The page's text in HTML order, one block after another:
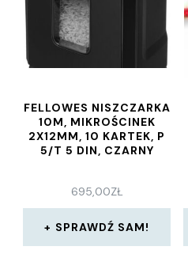
FELLOWES NISZCZARKA
10M, MIKROŚCINEK
2X12MM, 10 KARTEK, P
5/T 5 DIN, CZARNY
695,00ZŁ
SPRAWDŹ SAM!